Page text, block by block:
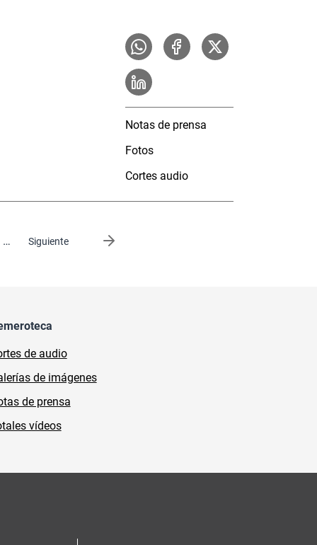
Notas de prensa
Fotos
Cortes audio
… Siguiente
página
de audio
de imágenes
de prensa
vídeos